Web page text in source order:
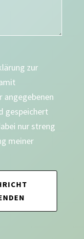
zur
angegebenen
gespeichert
nur streng
meiner